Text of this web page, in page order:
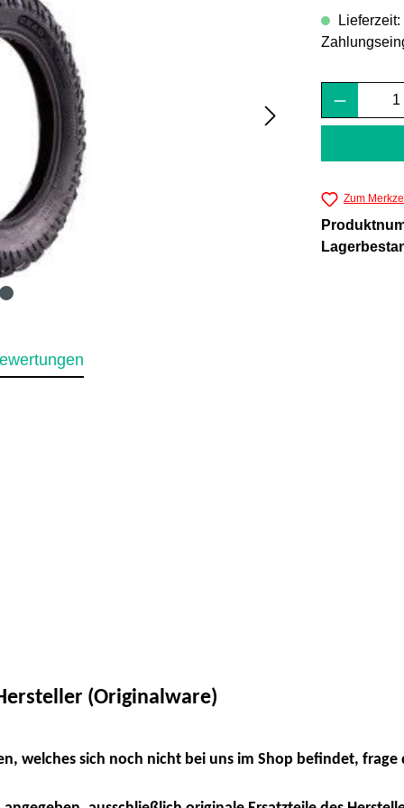
Zum
(Originalware)
welches sich noch nicht bei uns im Shop befindet,